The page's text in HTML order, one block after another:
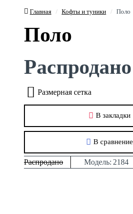
Главная Кофты и туники Поло
Поло
Распродано Модель: 2184
Распродано
В закладки
В сравнение
Размерная сетка